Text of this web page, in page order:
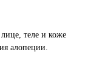
теле и коже
алопеции.